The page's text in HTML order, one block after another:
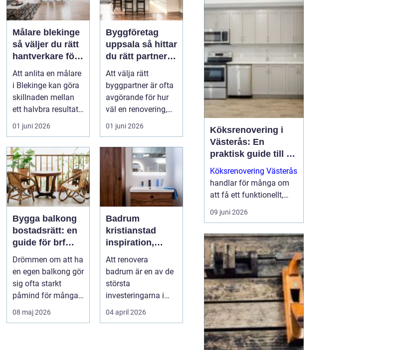
Målare blekinge
så väljer du rätt
hantverkare för
ditt projekt
Att anlita en målare
i Blekinge kan göra
skillnaden mellan
ett halvbra resultat
och ett hem eller
en...
01 juni 2026
Byggföretag
uppsala så hittar
du rätt partner
för renovering
och ombyggnad
Att välja rätt
byggpartner är ofta
avgörande för hur
väl en renovering,
ombyggnad eller
tillbyggnad ...
01 juni 2026
Bygga balkong
bostadsrätt: en
guide för brf
medlemmar
Drömmen om att ha
en egen balkong gör
sig ofta starkt
påmind för många
08 maj 2026
Badrum
kristianstad
inspiration,
planering och
smarta val
Att renovera
badrum är en av de
största
investeringarna i
hemmet. För många
i och runt
04 april 2026
innehåller alla ytskikt,
inredning och l...
Köksrenovering i
Västerås: En
praktisk guide till ett
lyckat projekt
Köksrenovering Västerås
handlar för många om
att få ett funktionellt,
snyggt och hållbart kök
som håller i vardagen.
09 juni 2026